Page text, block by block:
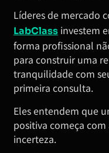
Líderes de mercado
LabClass investem
forma profissional
para construir uma
tranquilidade com
primeira consulta.
Eles entendem que
positiva começa
incerteza.